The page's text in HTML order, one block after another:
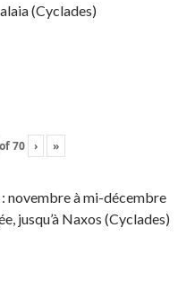
(Cyclades)
of70 › »
novembre à mi-décembre
jusqu’à Naxos (Cyclades)